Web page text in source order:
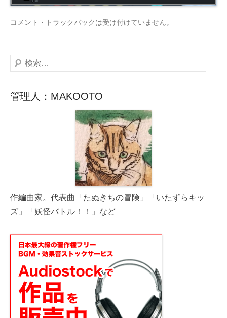
コメント・トラックバックは受け付けていません。
検
管理人：MAKOOTO
作編曲家。代表曲「たぬきちの冒険」「いたずらキッ
ズ」「妖怪バトル！！」など